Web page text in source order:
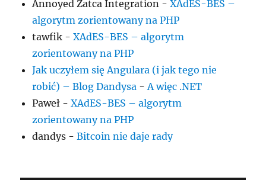
Annoyed Zatca Integration -XAdES-BES –
algorytm zorientowany na PHP
tawfik -XAdES-BES – algorytm
zorientowany na PHP
Jak uczyłem się Angulara (i jak tego nie
robić) – Blog Dandysa -A więc .NET
Paweł -XAdES-BES – algorytm
zorientowany na PHP
dandys -Bitcoin nie daje rady